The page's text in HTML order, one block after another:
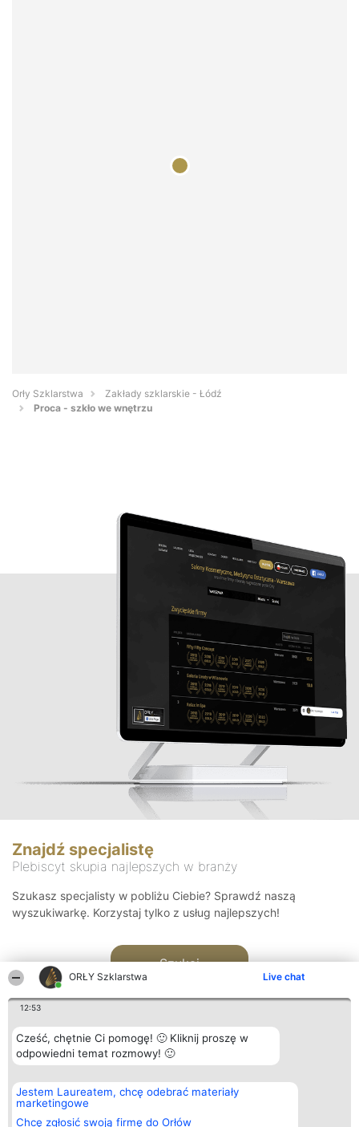
ORŁY Szklarstwa Live chat
12:53
Cześć, chętnie Ci pomogę! 🙂 Kliknij proszę w
odpowiedni temat rozmowy! 🙂
Jestem Laureatem, chcę odebrać materiały
marketingowe
Chcę zgłosić swoją firmę do Orłów
Orły Szklarstwa
Zakłady szklarskie - Łódź
Proca - szkło we wnętrzu
Znajdź specjalistę
Plebiscyt skupia najlepszych w branży
Szukasz specjalisty w pobliżu Ciebie? Sprawdź naszą
wyszukiwarkę. Korzystaj tylko z usług najlepszych!
Szukaj
Organizator plebiscytu
Bright Side Solutions sp. z o.
o. sp. k.
ul. Ruska 22
Plebiscyt
Laureaci
wszystkich
Kontakt
Kontakt